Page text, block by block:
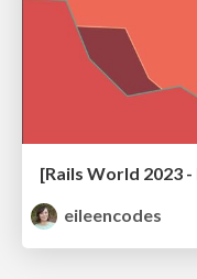
eileencodes